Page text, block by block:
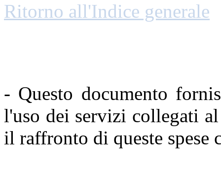
Ritorno all'Indice generale
- Questo documento
l'uso dei servizi collegati
il raffronto di queste